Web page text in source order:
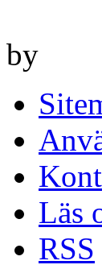
by
Läs
RSS